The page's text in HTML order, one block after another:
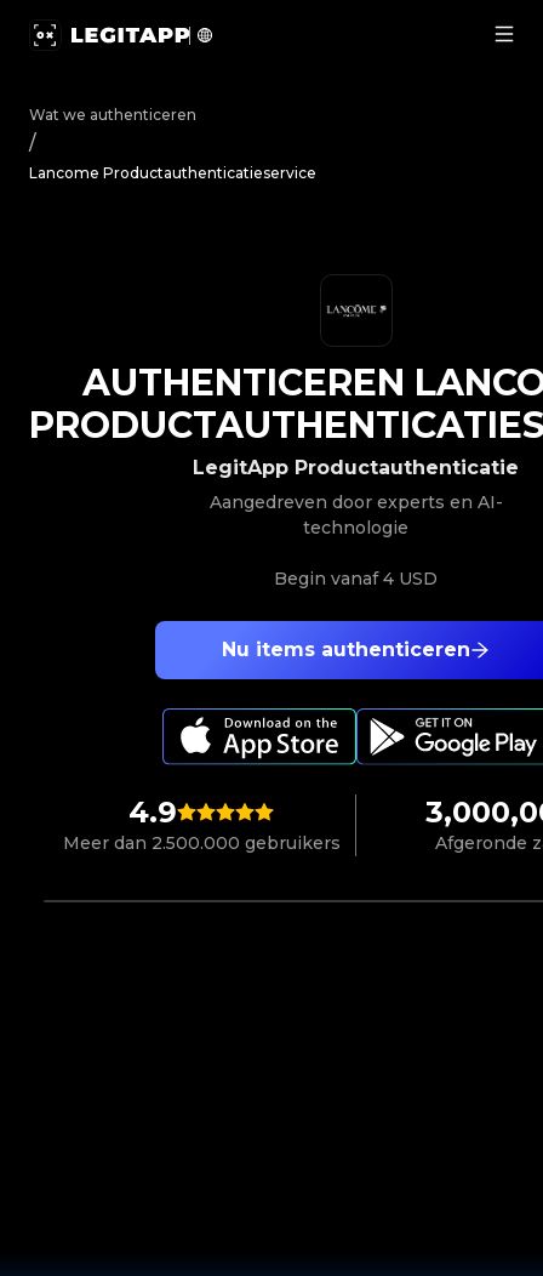
Wat we authenticeren
/
Lancome Productauthenticatieservice
4.9
Meer dan 2.500.000 gebruikers Afgeronde
Nu items authenticeren
LegitApp Productauthenticatie
Aangedreven door experts en AI-
technologie
Begin vanaf4 USD
AUTHENTICEREN